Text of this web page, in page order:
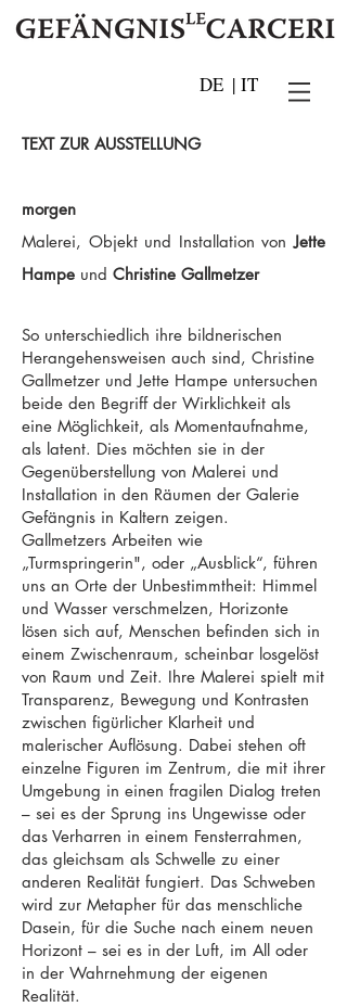
DE | IT
TEXT ZUR AUSSTELLUNG
morgen
Malerei, Objekt und Installation vonJette
Hampe und Christine Gallmetzer
So unterschiedlich ihre bildnerischen
Herangehensweisen auch sind, Christine
Gallmetzer und Jette Hampe untersuchen
beide den Begriff der Wirklichkeit als
eine Möglichkeit, als Momentaufnahme,
als latent. Dies möchten sie in der
Gegenüberstellung von Malerei und
Installation in den Räumen der Galerie
Gefängnis in Kaltern zeigen.
Gallmetzers Arbeiten wie
„Turmspringerin", oder „Ausblick“, führen
uns an Orte der Unbestimmtheit: Himmel
und Wasser verschmelzen, Horizonte
lösen sich auf, Menschen befinden sich in
einem Zwischenraum, scheinbar losgelöst
von Raum und Zeit. Ihre Malerei spielt mit
Transparenz, Bewegung und Kontrasten
zwischen figürlicher Klarheit und
malerischer Auflösung. Dabei stehen oft
einzelne Figuren im Zentrum, die mit ihrer
Umgebung in einen fragilen Dialog treten
– sei es der Sprung ins Ungewisse oder
das Verharren in einem Fensterrahmen,
das gleichsam als Schwelle zu einer
anderen Realität fungiert. Das Schweben
wird zur Metapher für das menschliche
Dasein, für die Suche nach einem neuen
Horizont – sei es in der Luft, im All oder
in der Wahrnehmung der eigenen
Realität.